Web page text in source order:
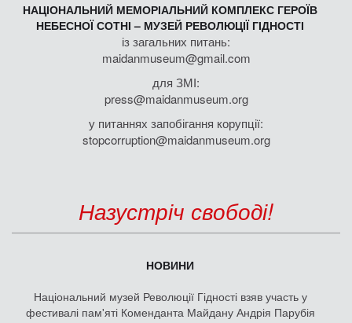
НАЦІОНАЛЬНИЙ МЕМОРІАЛЬНИЙ КОМПЛЕКС ГЕРОЇВ
НЕБЕСНОЇ СОТНІ – МУЗЕЙ РЕВОЛЮЦІЇ ГІДНОСТІ
із загальних питань:
maidanmuseum@gmail.com
для ЗМІ:
press@maidanmuseum.org
у питаннях запобігання корупції:
stopcorruption@maidanmuseum.org
Назустріч свободі!
НОВИНИ
Національний музей Революції Гідності взяв участь у
фестивалі пам'яті Коменданта Майдану Андрія Парубія